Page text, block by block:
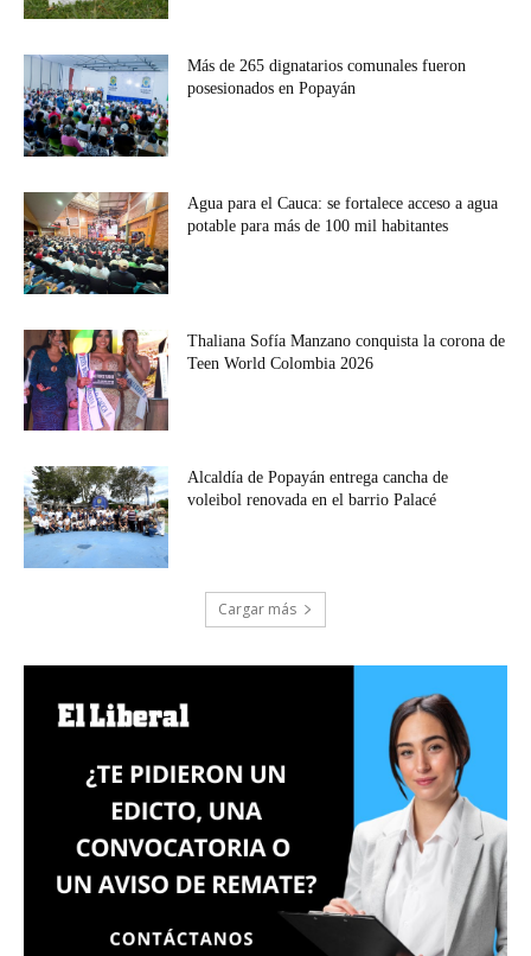
Más de 265 dignatarios comunales fueron
posesionados en Popayán
Agua para el Cauca: se fortalece acceso a agua
potable para más de 100 mil habitantes
Thaliana Sofía Manzano conquista la corona de
Teen World Colombia 2026
Alcaldía de Popayán entrega cancha de
voleibol renovada en el barrio Palacé
Cargar más